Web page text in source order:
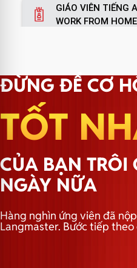
GIÁO VIÊN TIẾNG
WORK FROM HOME
TRƯỞNG NHÓM
ĐỪNG ĐỂ CƠ
TỐT
CỦA BẠN TRÔI
NGÀY NỮA
Hàng nghìn ứng viên đã
Langmaster. Bước tiếp